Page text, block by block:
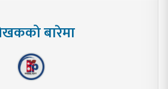
बारेमा